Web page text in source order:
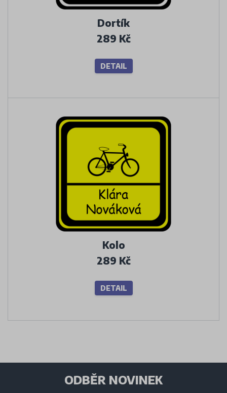
Dortík
289 Kč
DETAIL
Kolo
289 Kč
DETAIL
ODBĚR NOVINEK